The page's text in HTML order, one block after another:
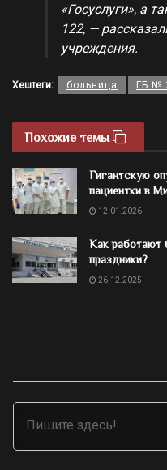
«Госуслуги», а
122, —
учреждения.
Хештеги: больница ГБ №
Похожие темы
Гигантскую
пациентки в
12.01.2026
Как работают
праздники?
26.12.2025